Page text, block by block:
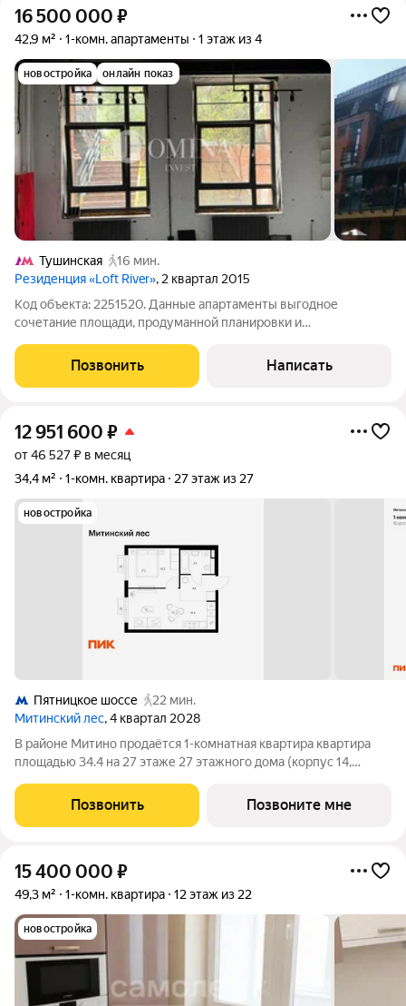
16 500 000 ₽
42,9 м² 1-комн. апартаменты 1 этаж из 4
новостройка онлайн показ
Тушинская
16 мин.
Резиденция «Loft River», 2 квартал 2015
Код объекта: 2251520. Данные апартаменты выгодное
сочетание площади, продуманной планировки и
монолитном доме 2014 года. Окна во двор обеспечивают
тишину и приватность, первый этаж с отдельным входом с
Позвонить Написать
12 951 600 ₽
от 46 527 ₽ в месяц
34,4 м²
1-комн. квартира 27 этаж из 27
новостройка
Пятницкое шоссе
22 мин.
Митинский лес, 4 квартал 2028
В районе Митино продаётся 1-комнатная квартира квартира
площадью 34.4 на 27 этаже 27 этажного дома (корпус 14,
расположение 20 минут пешком до станции метро
«Пятницкое шоссе». 8 минут на автомобиле до
Позвонить Позвоните мне
15 400 000 ₽
49,3 м² 1-комн. квартира 12 этаж из 22
новостройка